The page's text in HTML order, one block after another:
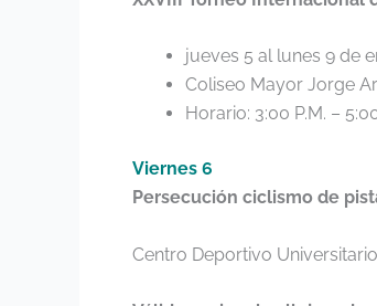
jueves 5 al lunes 9 de
Coliseo Mayor Jorge
Horario: 3:00 P.M. –
Viernes 6
Persecución ciclismo de
Centro Deportivo